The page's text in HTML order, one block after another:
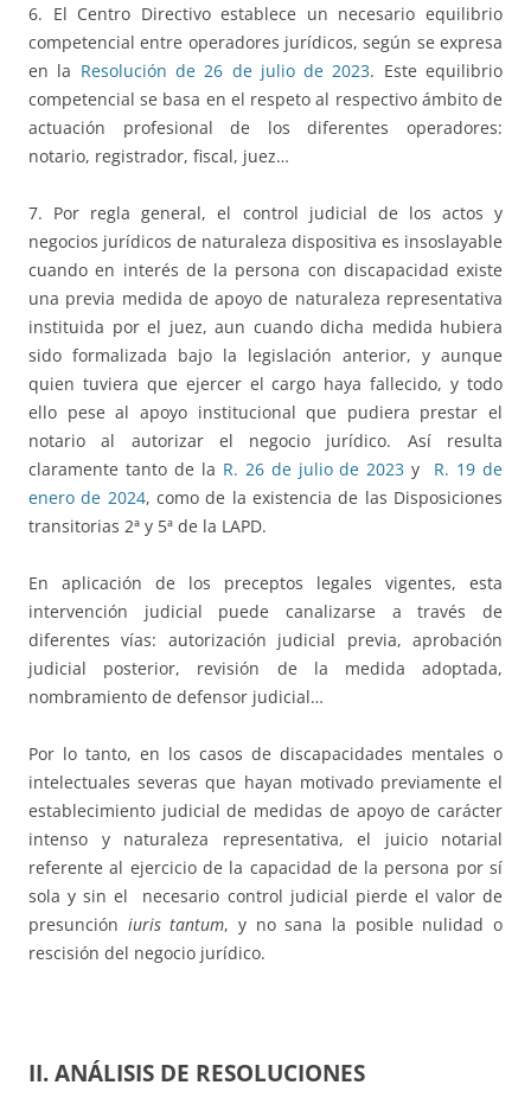
6. El Centro Directivo establece un necesario equilibrio
competencial entre operadores jurídicos, según se expresa
en la Resolución de 26 de julio de 2023. Este equilibrio
competencial se basa en el respeto al respectivo ámbito de
actuación profesional de los diferentes operadores:
notario, registrador, fiscal, juez…
7. Por regla general, el control judicial de los actos y
negocios jurídicos de naturaleza dispositiva es insoslayable
cuando en interés de la persona con discapacidad existe
una previa medida de apoyo de naturaleza representativa
instituida por el juez, aun cuando dicha medida hubiera
sido formalizada bajo la legislación anterior, y aunque
quien tuviera que ejercer el cargo haya fallecido, y todo
ello pese al apoyo institucional que pudiera prestar el
notario al autorizar el negocio jurídico. Así resulta
claramente tanto de la R. 26 de julio de 2023 y R. 19 de
enero de 2024, como de la existencia de las Disposiciones
transitorias 2ª y 5ª de la LAPD.
En aplicación de los preceptos legales vigentes, esta
intervención judicial puede canalizarse a través de
diferentes vías: autorización judicial previa, aprobación
judicial posterior, revisión de la medida adoptada,
nombramiento de defensor judicial…
Por lo tanto, en los casos de discapacidades mentales o
intelectuales severas que hayan motivado previamente el
establecimiento judicial de medidas de apoyo de carácter
intenso y naturaleza representativa, el juicio notarial
referente al ejercicio de la capacidad de la persona por sí
sola y sin el necesario control judicial pierde el valor de
presunción iuris tantum, y no sana la posible nulidad o
rescisión del negocio jurídico.
II. ANÁLISIS DE RESOLUCIONES